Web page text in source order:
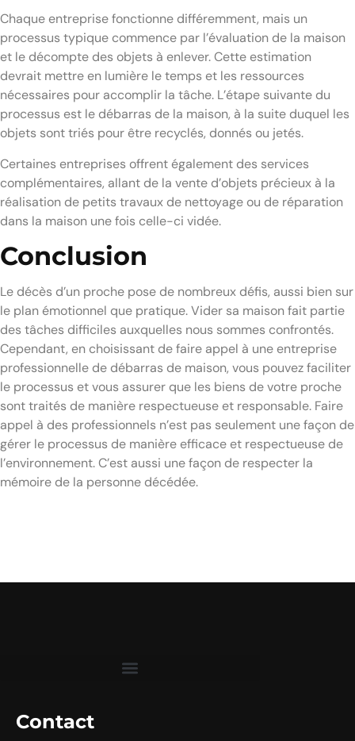
Chaque entreprise fonctionne différemment, mais un
processus typique commence par l’évaluation de la maison
et le décompte des objets à enlever. Cette estimation
devrait mettre en lumière le temps et les ressources
nécessaires pour accomplir la tâche. L’étape suivante du
processus est le débarras de la maison, à la suite duquel les
objets sont triés pour être recyclés, donnés ou jetés.
Certaines entreprises offrent également des services
complémentaires, allant de la vente d’objets précieux à la
réalisation de petits travaux de nettoyage ou de réparation
dans la maison une fois celle-ci vidée.
Conclusion
Le décès d’un proche pose de nombreux défis, aussi bien sur
le plan émotionnel que pratique. Vider sa maison fait partie
des tâches difficiles auxquelles nous sommes confrontés.
Cependant, en choisissant de faire appel à une entreprise
professionnelle de débarras de maison, vous pouvez faciliter
le processus et vous assurer que les biens de votre proche
sont traités de manière respectueuse et responsable. Faire
appel à des professionnels n’est pas seulement une façon de
gérer le processus de manière efficace et respectueuse de
l’environnement. C’est aussi une façon de respecter la
mémoire de la personne décédée.
Contact